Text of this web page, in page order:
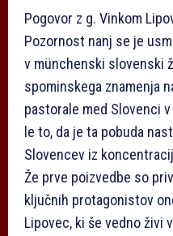
Pogovor z g. Vinkom
Pozornost nanj se je
v münchenski slovenski
spominskega znamenja
pastorale med Slovenci
le to, da je ta pobuda
Slovencev iz
Že prve poizvedbe so
ključnih protagonistov
Lipovec, ki še vedno živi